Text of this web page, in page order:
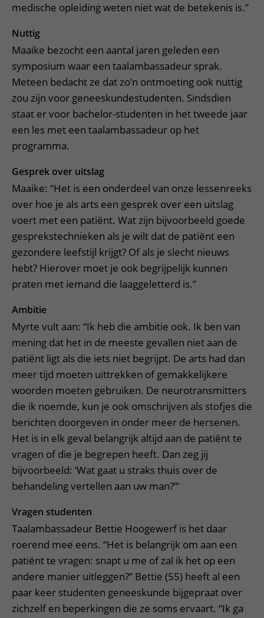
medische opleiding weten niet wat de betekenis is.”
Nuttig
Maaike bezocht een aantal jaren geleden een
symposium waar een taalambassadeur sprak.
Meteen bedacht ze dat zo’n ontmoeting ook nuttig
zou zijn voor geneeskundestudenten. Sindsdien
staat er voor bachelor-studenten in het tweede jaar
een les met een taalambassadeur op het
programma.
Gesprek over uitslag
Maaike: “Het is een onderdeel van onze lessenreeks
over hoe je als arts een gesprek over een uitslag
voert met een patiënt. Wat zijn bijvoorbeeld goede
gesprekstechnieken als je wilt dat de patiënt een
gezondere leefstijl krijgt? Of als je slecht nieuws
hebt? Hierover moet je ook begrijpelijk kunnen
praten met iemand die laaggeletterd is.”
Ambitie
Myrte vult aan: “Ik heb die ambitie ook. Ik ben van
mening dat het in de meeste gevallen niet aan de
patiënt ligt als die iets niet begrijpt. De arts had dan
meer tijd moeten uittrekken of gemakkelijkere
woorden moeten gebruiken. De neurotransmitters
die ik noemde, kun je ook omschrijven als stofjes die
berichten doorgeven in onder meer de hersenen.
Het is in elk geval belangrijk altijd aan de patiënt te
vragen of die je begrepen heeft. Dan zeg jij
bijvoorbeeld: ‘Wat gaat u straks thuis over de
behandeling vertellen aan uw man?’”
Vragen studenten
Taalambassadeur Bettie Hoogewerf is het daar
roerend mee eens. “Het is belangrijk om aan een
patiënt te vragen: snapt u me of zal ik het op een
andere manier uitleggen?” Bettie (55) heeft al een
paar keer studenten geneeskunde bijgepraat over
zichzelf en beperkingen die ze soms ervaart. “Ik ga